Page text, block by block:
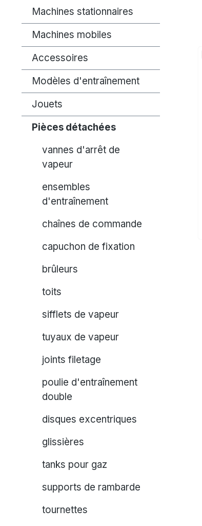
Machines stationnaires
Machines mobiles
Accessoires
Modèles d'entraînement
Jouets
Pièces détachées
vannes d'arrêt de
vapeur
ensembles
d'entraînement
chaînes de commande
capuchon de fixation
brûleurs
toits
sifflets de vapeur
tuyaux de vapeur
joints filetage
poulie d'entraînement
double
disques excentriques
glissières
tanks pour gaz
supports de rambarde
tournettes